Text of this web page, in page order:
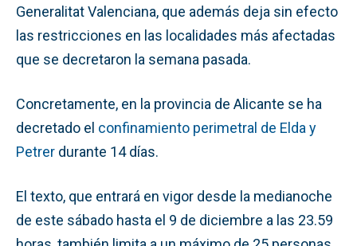
Generalitat Valenciana, que además deja sin efecto
las restricciones en las localidades más afectadas
que se decretaron la semana pasada.
Concretamente, en la provincia de Alicante se ha
decretado el confinamiento perimetral de Elda y
Petrer durante 14 días.
El texto, que entrará en vigor desde la medianoche
de este sábado hasta el 9 de diciembre a las 23.59